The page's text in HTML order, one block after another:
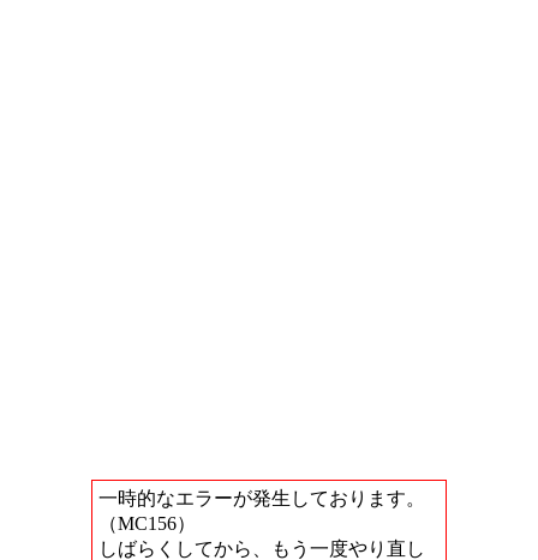
一時的なエラーが発生しております。
（MC156）
しばらくしてから、もう一度やり直し